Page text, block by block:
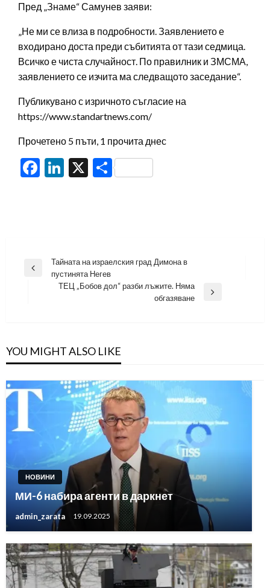
Пред „Знаме“ Самунев заяви:
„Не ми се влиза в подробности. Заявлението е
входирано доста преди събитията от тази седмица.
Всичко е чиста случайност. По правилник и ЗМСМА,
заявлението се изчита ма следващото заседание“.
Публикувано с изричното съгласие на
https://www.standartnews.com/
Прочетено 5 пъти, 1 прочита днес
Facebook
LinkedIn
X Share
Навигация
Previous
Тайната на израелския град Димона в
пустинята Негев
ТЕЦ „Бобов дол“ разби лъжите. Няма
обгазяване
YOU MIGHT ALSO LIKE
НОВИНИ
МИ-6 набира агенти в даркнет
admin_zarata 19.09.2025